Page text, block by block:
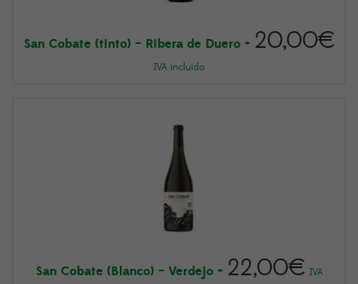
San Cobate (tinto) – Ribera de Duero+ 20,00€
IVA incluido
San Cobate (Blanco) – Verdejo+ 22,00€ IVA